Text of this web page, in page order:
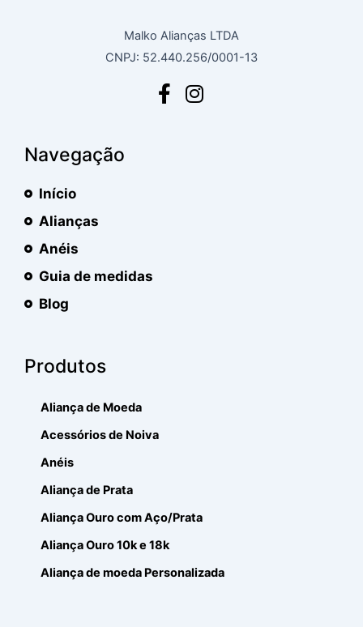
Malko Alianças LTDA
CNPJ: 52.440.256/0001-13
Navegação
Início
Alianças
Anéis
Guia de medidas
Blog
Produtos
Aliança de Moeda
Acessórios de Noiva
Anéis
Aliança de Prata
Aliança Ouro com Aço/Prata
Aliança Ouro 10k e 18k
Aliança de moeda Personalizada